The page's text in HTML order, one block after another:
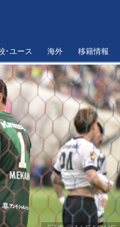
･ユース 海外 移籍情報